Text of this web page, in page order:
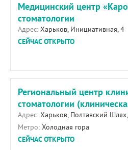
Медицинский центр
стоматологии
Адрес: Харьков, Инициативная, 4
СЕЙЧАС ОТКРЫТО
Региональный центр
стоматологии
Адрес: Харьков, Полтавский
Метро: Холодная гора
СЕЙЧАС ОТКРЫТО